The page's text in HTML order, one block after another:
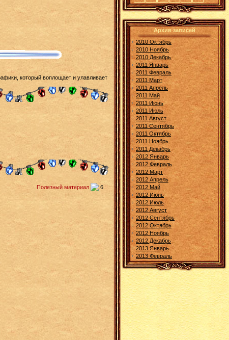
который воплощает и улавливает
Полезный материал 6
Архив записей
2010 Октябрь
2010 Ноябрь
2010 Декабрь
2011 Январь
2011 Февраль
2011 Март
2011 Апрель
2011 Май
2011 Июнь
2011 Июль
2011 Август
2011 Сентябрь
2011 Октябрь
2011 Ноябрь
2011 Декабрь
2012 Январь
2012 Февраль
2012 Март
2012 Апрель
2012 Май
2012 Июнь
2012 Июль
2012 Август
2012 Сентябрь
2012 Октябрь
2012 Ноябрь
2012 Декабрь
2013 Январь
2013 Февраль